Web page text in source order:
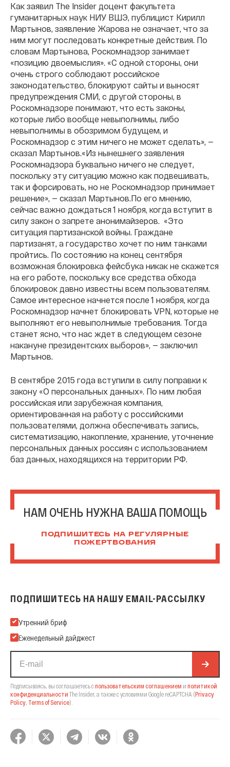
Как заявил The Insider доцент факультета
гуманитарных наук НИУ ВШЭ, публицист Кирилл
Мартынов, заявление Жарова не означает, что за
ним могут последовать конкретные действия. По
словам Мартынова, Роскомнадзор занимает
«позицию двоемыслия». «С одной стороны, они
очень строго соблюдают российское
законодательство, блокируют сайты и выносят
предупреждения СМИ, с другой стороны, в
Роскомнадзоре понимают, что есть законы,
которые либо вообще невыполнимы, либо
невыполнимы в обозримом будущем, и
Роскомнадзор с этим ничего не может сделать», —
сказал Мартынов. «Из нынешнего заявления
Роскомнадзора буквально ничего не следует,
поскольку эту ситуацию можно как подвешивать,
так и форсировать, но не Роскомнадзор принимает
решение», — сказал Мартынов. По его мнению,
сейчас важно дождаться 1 ноября, когда вступит в
силу закон о запрете анонимайзеров. «Это
ситуация партизанской войны. Граждане
партизанят, а государство хочет по ним танками
пройтись. По состоянию на конец сентября
возможная блокировка фейсбука никак не скажется
на его работе, поскольку все средства обхода
блокировок давно известны всем пользователям.
Самое интересное начнется после 1 ноября, когда
Роскомнадзор начнет блокировать VPN, которые не
выполняют его невыполнимые требования. Тогда
станет ясно, что нас ждет в следующем сезоне
накануне президентских выборов», — заключил
Мартынов.
В сентябре 2015 года вступили в силу поправки к
закону «О персональных данных». По ним любая
российская или зарубежная компания,
ориентированная на работу с российскими
пользователями, должна обеспечивать запись,
систематизацию, накопление, хранение, уточнение
персональных данных россиян с использованием
баз данных, находящихся на территории РФ.
НАМ ОЧЕНЬ НУЖНА ВАША ПОМОЩЬ
ПОДПИШИТЕСЬ НА РЕГУЛЯРНЫЕ
ПОЖЕРТВОВАНИЯ
ПОДПИШИТЕСЬ НА НАШУ EMAIL-РАССЫЛКУ
Подпишитесь на нашу Email-рассылку
Утренний бриф
Еженедельный дайджест
Подписываясь, вы соглашаетесь спользовательским соглашением и политикой
конфиденциальности The Insider, а также с условиями Google reCAPTCHA (Privacy
Policy Terms of Service).